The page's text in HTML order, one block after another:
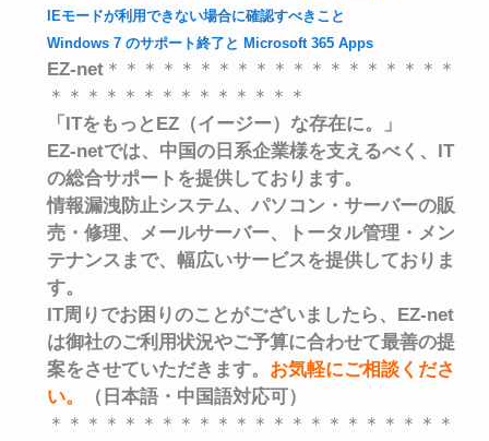
IEモードが利用できない場合に確認すべきこと
Windows 7 のサポート終了と Microsoft 365 Apps
EZ-net ＊＊＊＊＊＊＊＊＊＊＊＊＊＊＊＊＊＊＊
＊＊＊＊＊＊＊＊＊＊＊＊＊＊
「ITをもっとEZ（イージー）な存在に。」
EZ-netでは、中国の日系企業様を支えるべく、 IT
の総合サポートを提供しております。
情報漏洩防止システム、パソコン・サーバーの販
売・修理、メールサーバー、トータル管理・メン
テナンスまで、幅広いサービスを提供しておりま
す。
IT周りでお困りのことがございましたら、EZ-net
は御社のご利用状況やご予算に合わせて最善の提
案をさせていただきます。 お気軽にご相談くださ
い。
（日本語・中国語対応可）
＊＊＊＊＊＊＊＊＊＊＊＊＊＊＊＊＊＊＊＊＊＊